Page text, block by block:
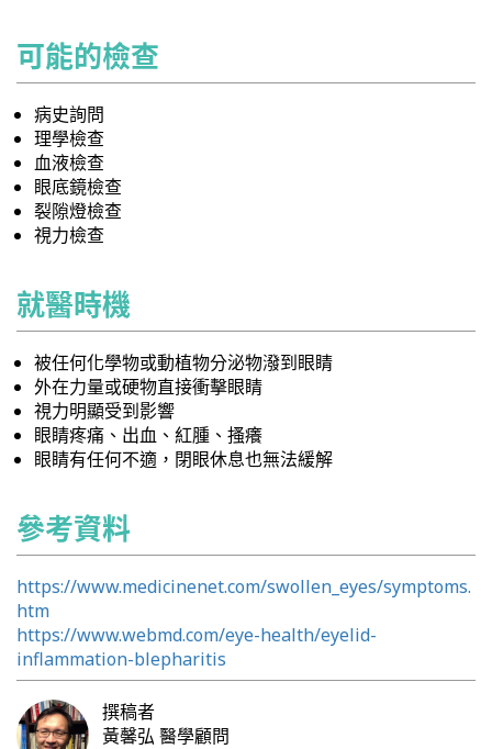
可能的檢查
病史詢問
理學檢查
血液檢查
眼底鏡檢查
裂隙燈檢查
視力檢查
就醫時機
被任何化學物或動植物分泌物潑到眼睛
外在力量或硬物直接衝擊眼睛
視力明顯受到影響
眼睛疼痛、出血、紅腫、搔癢
眼睛有任何不適，閉眼休息也無法緩解
參考資料
https://www.medicinenet.com/swollen_eyes/symptoms.
htm
https://www.webmd.com/eye-health/eyelid-
inflammation-blepharitis
撰稿者
黃馨弘 醫學顧問